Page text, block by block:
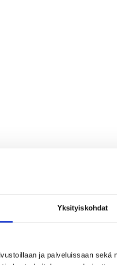
Yksityiskohdat
ja palveluissaan